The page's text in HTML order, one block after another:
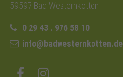
59597 Bad Westernkotten
0 29 43 . 976 58 10
info@badwesternkotten.de